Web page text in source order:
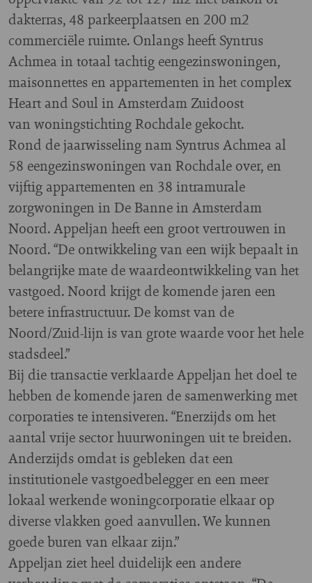
dakterras, 48 parkeerplaatsen en 200 m2
commerciële ruimte. Onlangs heeft Syntrus
Achmea in totaal tachtig eengezinswoningen,
maisonnettes en appartementen in het complex
Heart and Soul in Amsterdam Zuidoost
van woningstichting Rochdale gekocht.
Rond de jaarwisseling nam Syntrus Achmea al
58 eengezinswoningen van Rochdale over, en
vijftig appartementen en 38 intramurale
zorgwoningen in De Banne in Amsterdam
Noord. Appeljan heeft een groot vertrouwen in
Noord. “De ontwikkeling van een wijk bepaalt in
belangrijke mate de waardeontwikkeling van het
vastgoed. Noord krijgt de komende jaren een
betere infrastructuur. De komst van de
Noord/Zuid-lijn is van grote waarde voor het hele
stadsdeel.”
Bij die transactie verklaarde Appeljan het doel te
hebben de komende jaren de samenwerking met
corporaties te intensiveren. “Enerzijds om het
aantal vrije sector huurwoningen uit te breiden.
Anderzijds omdat is gebleken dat een
institutionele vastgoedbelegger en een meer
lokaal werkende woningcorporatie elkaar op
diverse vlakken goed aanvullen. We kunnen
goede buren van elkaar zijn.”
Appeljan ziet heel duidelijk een andere